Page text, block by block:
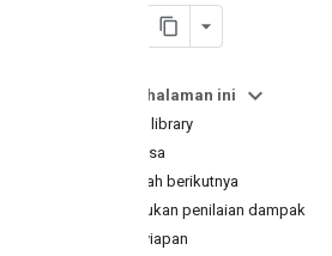
Pada halaman ini
Status library
Linimasa
Langkah berikutnya
Melakukan penilaian dampak
Penyiapan